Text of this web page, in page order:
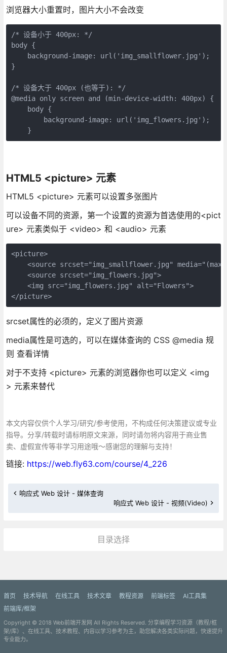
浏览器大小重置时，图片大小不会改变
/* 设备小于 400px: */
body {
    background-image: url('img_smallflower.jpg');
}
/* 设备大于 400px (也等于): */
@media only screen and (min-device-width: 400px) {
    body {
        background-image: url('img_flowers.jpg');
HTML5 <picture> 元素
HTML5 <picture> 元素可以设置多张图片
可以设备不同的资源，第一个设置的资源为首选使用的<pict
ure> 元素类似于 <video> 和 <audio> 元素
<picture>
<source srcset="img_smallflower.jpg"
    <source srcset="img_flowers.jpg">
    <img src="img_flowers.jpg" alt="Flowers">
</picture>
srcset属性的必须的，定义了图片资源
media属性是可选的，可以在媒体查询的 CSS @media 规
则 查看详情
对于不支持 <picture> 元素的浏览器你也可以定义 <img
> 元素来替代
本文内容仅供个人学习/研究/参考使用，不构成任何决策建议或专业
指导。分享/转载时请标明原文来源，同时请勿将内容用于商业售
卖、虚假宣传等非学习用途哦～感谢您的理解与支持！
链接: https://web.fly63.com/course/4_226
响应式 Web 设计 - 媒体查询
响应式 Web 设计 - 视频(Video)
目录选择
首页 技术导航 在线工具 技术文章 教程资源 前端标签
AI工具集
前端库/框架